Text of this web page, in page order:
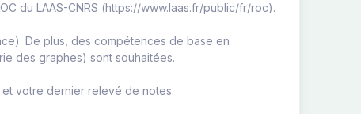
du LAAS-CNRS (https://www.laas.fr/public/fr/roc).
De plus, des compétences de base en
des graphes) sont souhaitées.
votre dernier relevé de notes.